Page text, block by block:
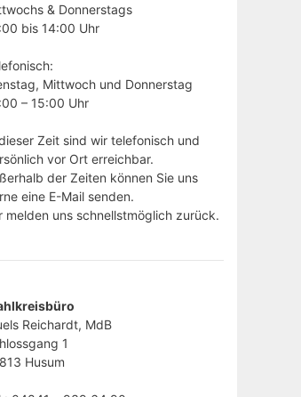
& Donnerstags
bis 14:00 Uhr
Mittwoch und Donnerstag
– 15:00 Uhr
Zeit sind wir telefonisch und
vor Ort erreichbar.
der Zeiten können Sie uns
eine E-Mail senden.
melden uns schnellstmöglich zurück.
Reichardt, MdB
1
Husum